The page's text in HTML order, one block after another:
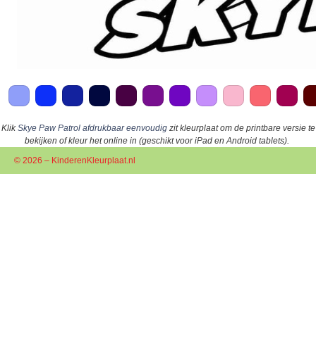
KlikSkye Paw Patrol afdrukbaar eenvoudigzit kleurplaat om de printbare versie te
bekijken of kleur het online in (geschikt voor iPad en Android tablets).
© 2026 – KinderenKleurplaat.nl